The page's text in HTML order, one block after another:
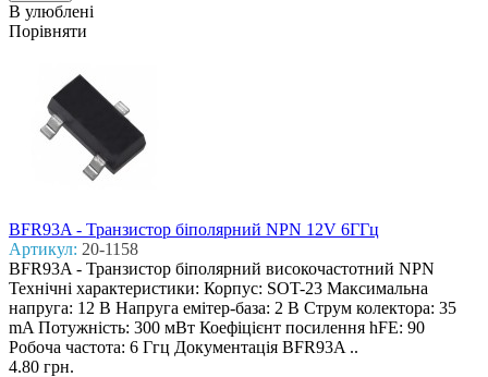
В улюблені
Порівняти
BFR93A - Транзистор біполярний NPN 12V 6ГГц
Артикул: 20-1158
BFR93A - Транзистор біполярний високочастотний NPN
Технічні характеристики: Корпус: SOT-23 Максимальна
напруга: 12 В Напруга емітер-база: 2 В Струм колектора: 35
mA Потужність: 300 мВт Коефіцієнт посилення hFE: 90
Робоча частота: 6 Ггц Документація BFR93A ..
4.80 грн.